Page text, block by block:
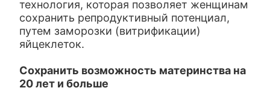
технология, которая позволяет женщинам
сохранить репродуктивный потенциал,
путем заморозки (витрификации)
яйцеклеток.
Сохранить возможность материнства на
20 лет и больше